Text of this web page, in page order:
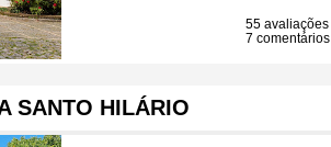
55 avaliações
7 comentários
SANTO HILÁRIO